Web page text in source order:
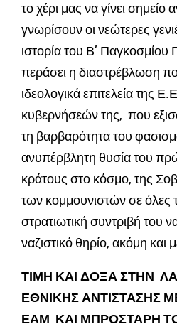
το χέρι μας να γίνει σημείο
γνωρίσουν οι νεώτερες
ιστορία του Β’
περάσει η διαστρέβλωση
ιδεολογικά επιτελεία της
κυβερνήσεών της, που
τη βαρβαρότητα του
ανυπέρβλητη θυσία του
κράτους στο κόσμο, της
των κομμουνιστών σε όλες
στρατιωτική συντριβή του
ναζιστικό θηρίο, ακόμη
ΤΙΜΗ ΚΑΙ ΔΟΞΑ ΣΤΗΝ
ΕΘΝΙΚΗΣ ΑΝΤΙΣΤΑΣΗΣ
ΕΑΜ ΚΑΙ ΜΠΡΟΣΤΑΡΗ